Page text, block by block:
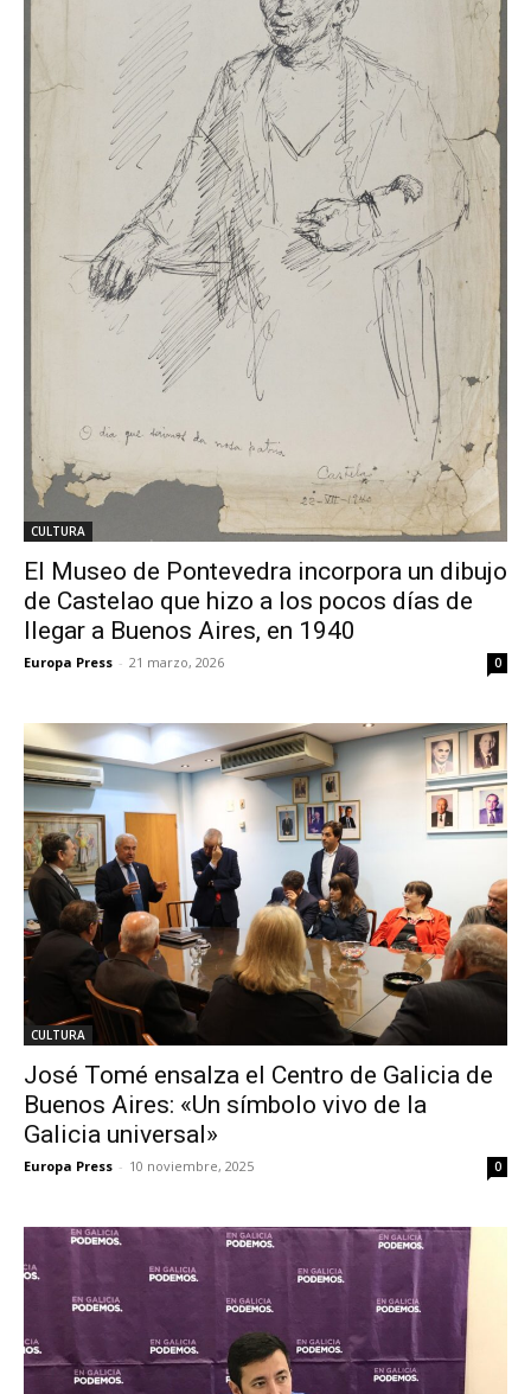
CULTURA
El Museo de Pontevedra incorpora un dibujo
de Castelao que hizo a los pocos días de
llegar a Buenos Aires, en 1940
Europa Press - 21 marzo, 2026 0
CULTURA
José Tomé ensalza el Centro de Galicia de
Buenos Aires: «Un símbolo vivo de la
Galicia universal»
Europa Press - 10 noviembre, 2025 0